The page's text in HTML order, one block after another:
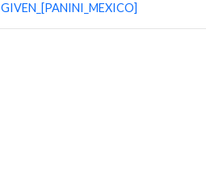
GIVEN_[PANINI_MEXICO]